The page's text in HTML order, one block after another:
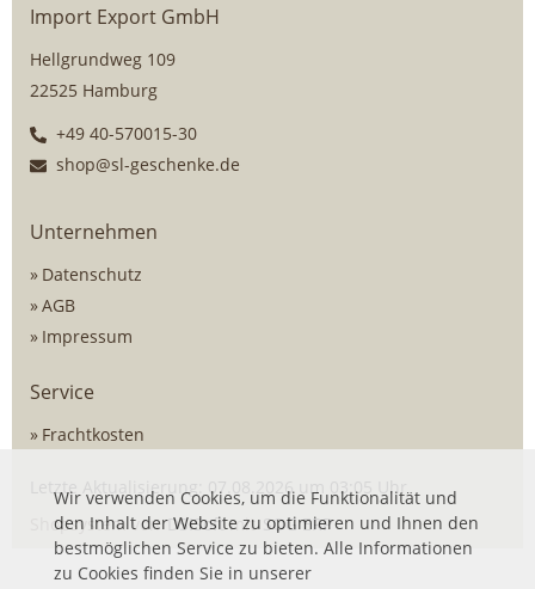
Import Export GmbH
Hellgrundweg 109
22525 Hamburg
+49 40-570015-30
shop@sl-geschenke.de
Unternehmen
Datenschutz
AGB
Impressum
Service
Frachtkosten
Letzte Aktualisierung: 07.08.2026 um 03:05 Uhr
Shopsystem vonDSISoftmit SOG ERP
Wir verwenden Cookies, um die Funktionalität und
den Inhalt der Website zu optimieren und Ihnen den
bestmöglichen Service zu bieten. Alle Informationen
zu Cookies finden Sie in unserer